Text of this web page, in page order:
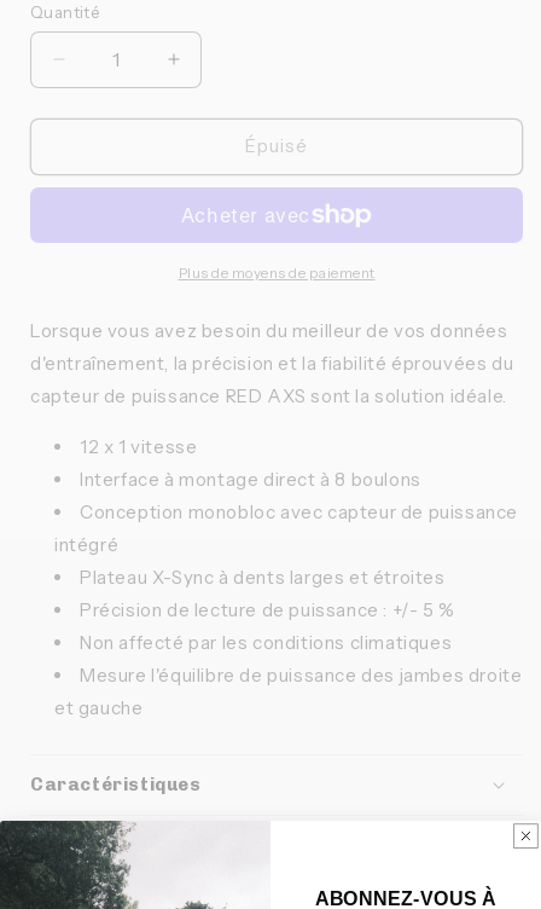
Quantité
Quantité
Réduire
la
quantité
SRAM-
POWERMETRE
ROUGE
1X
Augmenter
la
quantité
SRAM-
POWERMETRE
ROUGE
AXS
1X
Épuisé
Plus de moyens de paiement
Lorsque vous avez besoin du meilleur de vos données
d'entraînement, la précision et la fiabilité éprouvées du
capteur de puissance RED AXS sont la solution idéale.
12 x 1 vitesse
Interface à montage direct à 8 boulons
Conception monobloc avec capteur de puissance
intégré
Plateau X-Sync à dents larges et étroites
Précision de lecture de puissance : +/- 5 %
Non affecté par les conditions climatiques
Mesure l'équilibre de puissance des jambes droite
et gauche
Caractéristiques
Nos Bundles
ABONNEZ-VOUS À